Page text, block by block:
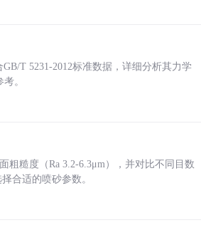
T 5231-2012标准数据，详细分析其力学
。
粗糙度（Ra 3.2-6.3μm），并对比不同目数
合适的喷砂参数。